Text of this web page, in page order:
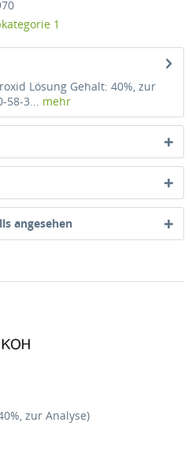
1
Lösung Gehalt: 40%, zur
58-3... mehr
angesehen
zur Analyse)